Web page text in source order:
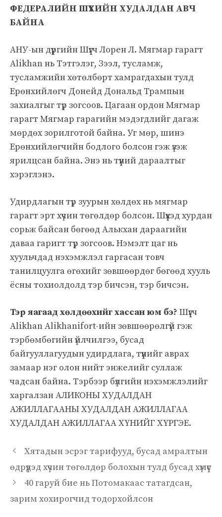
ФЕДЕРАЛИЙН ШҮҮХИЙН ХУДАЛДАН АВЧ
БАЙНА
АНУ-ын дүүргийн Шүүгч Лорен Л. Мягмар гарагт
Alikhan нь Тэтгэлэг, Зээл, тусламж,
тусламжийн хөтөлбөрт хамрагдахын тулд
Ерөнхийлөгч Донейд Дональд Трампын
захиалгыг түр зогсоов. Цагаан ордон Мягмар
гарагт Мягмар гарагийн мэдэгдлийг дагаж
мөрдөх зорилготой байна. Уг мөр, шинэ
Ерөнхийлөгчийн бодлого болсон гэж үзэж
ярилцсан байна. Энэ нь түүний дараалтыг
хэрэглэнэ.
Удирдлагын түр зуурын хөлдөх нь мягмар
гарагт эрт хүчин төгөлдөр болсон. Шүүхэд хурдан
сорьж байсан бөгөөд Алькхан дараагийн
даваа гаригт түр зогсоов. Нэмэлт цаг нь
хуульчдад нэхэмжлэл гаргасан товч
танилцуулга өгөхийг зөвшөөрдөг бөгөөд хууль
ёсны тохиолдолд тэр бичсэн, тэр бичсэн.
Тэр яагаад хөлдөөхийг хассан юм бэ? Шүүгч
Alikhan Alikhanifort-ийн зөвшөөрөлгүй гэж
тэрбөмбөгийн үйлчилгээ, бусад
байгууллагуудын удирдлага, түүнийг аврах
замаар нэг олон нийт энжелийг суллаж
чадсан байна. Тэрбээр бүлгийн нэхэмжлэлийг
харгалзан АЛИКОНЫ ХУДАЛДАН
АЖИЛЛАГААНЫ ХУДАЛДАН АЖИЛЛАГАА
ХУДАЛДАН АЖИЛЛАГАА ХҮНИЙГ ХҮРГЭЕ.
Хятадын эсрэг тарифууд, бусад амралтын
өдрүүдэд хүчин төгөлдөр болохын тулд бусад хүмүүс
40 гаруй бие нь Потомакаас татагдсан,
зарим хохирогчид тодорхойлсон